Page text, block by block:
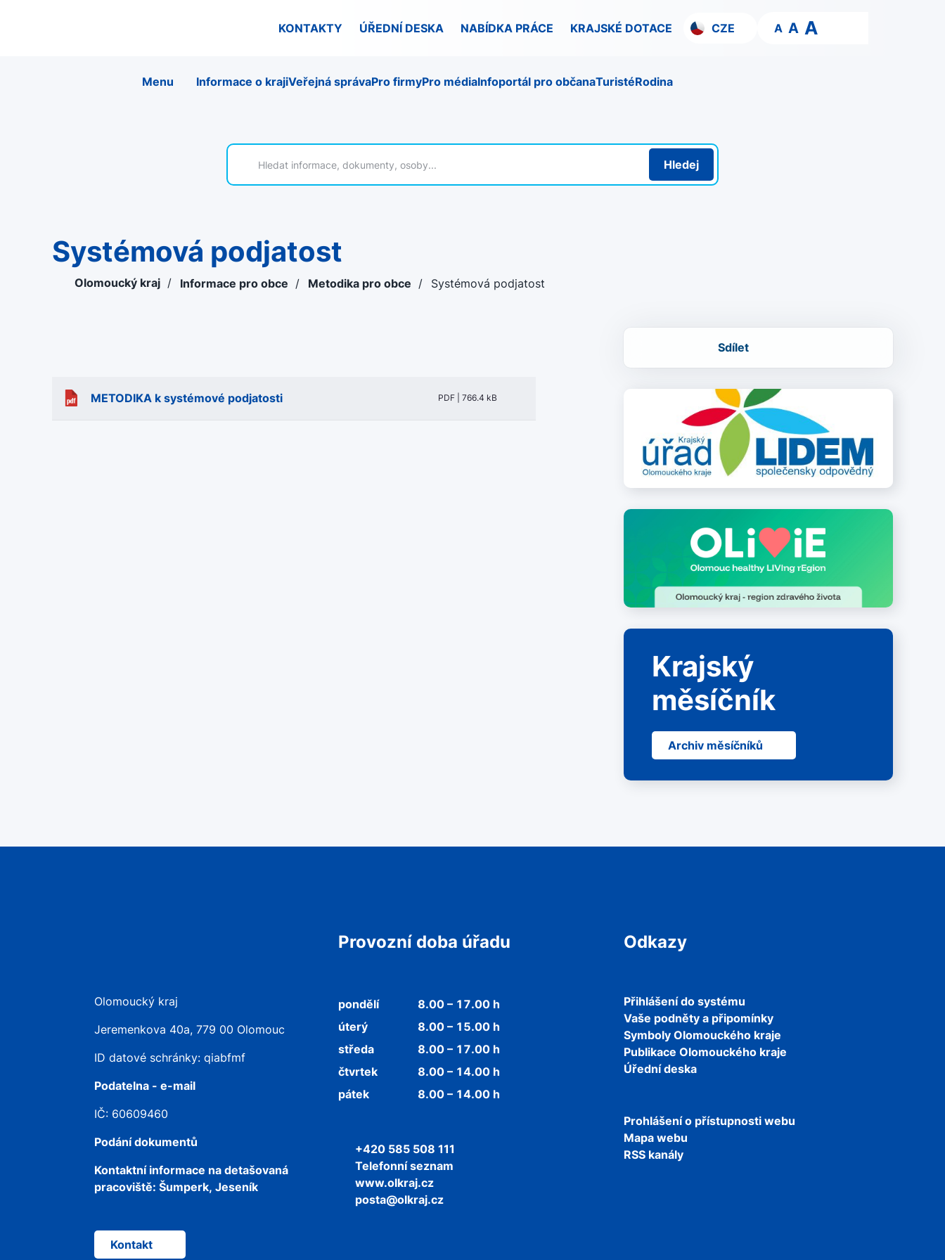
KONTAKTY ÚŘEDNÍ DESKA NABÍDKA PRÁCE KRAJSKÉ DOTACE CZE A A A
Menu Informace o krajiVeřejná správaPro firmyPro médiaInfoportál pro občanaTuristéRodina
Hledej
Systémová podjatost
Olomoucký kraj / Informace pro obce / Metodika pro obce / Systémová podjatost
METODIKA k systémové podjatosti PDF | 766.4 kB
Sdílet
Krajský
měsíčník
Archiv měsíčníků
Olomoucký kraj
Jeremenkova 40a, 779 00 Olomouc
ID datové schránky: qiabfmf
Podatelna - e-mail
IČ: 60609460
Podání dokumentů
Kontaktní informace na detašovaná
pracoviště: Šumperk, Jeseník
Kontakt
Provozní doba úřadu
pondělí
8.00 – 17.00 h
úterý
8.00 – 15.00 h
středa
8.00 – 17.00 h
čtvrtek
8.00 – 14.00 h
pátek
8.00 – 14.00 h
+420 585 508 111
Telefonní seznam
www.olkraj.cz
posta@olkraj.cz
Odkazy
Přihlášení do systému
Vaše podněty a připomínky
Symboly Olomouckého kraje
Publikace Olomouckého kraje
Úřední deska
Prohlášení o přístupnosti webu
Mapa webu
RSS kanály